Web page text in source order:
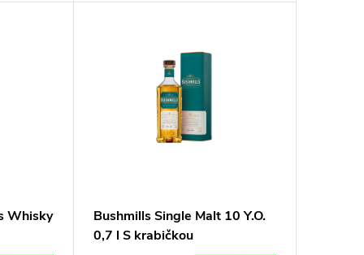
Whisky
Bushmills Single Malt 10 Y.O.
0,7 l S krabičkou